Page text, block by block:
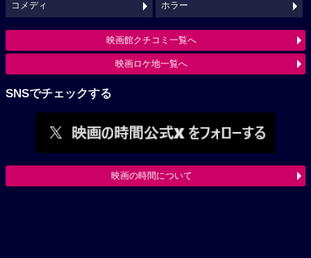
コメディ ホラー
映画館クチコミ一覧へ
映画ロケ地一覧へ
SNSでチェックする
映画の時間について